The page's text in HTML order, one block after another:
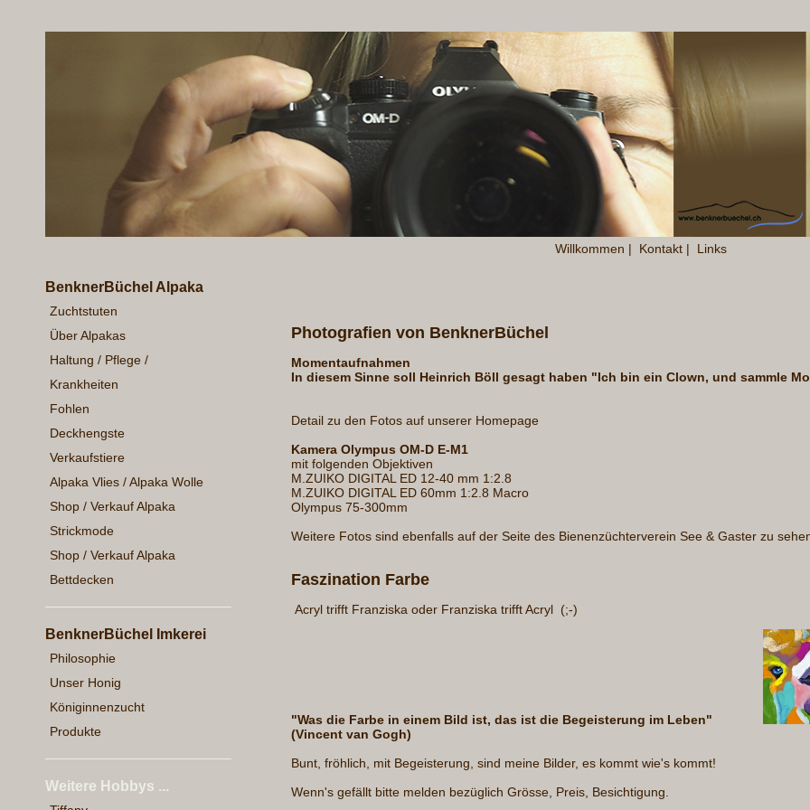
Willkommen | Kontakt | Links
BenknerBüchel Alpaka
Zuchtstuten
Über Alpakas
Haltung / Pflege /
Krankheiten
Fohlen
Deckhengste
Verkaufstiere
Alpaka Vlies / Alpaka Wolle
Shop / Verkauf Alpaka
Strickmode
Shop / Verkauf Alpaka
Bettdecken
BenknerBüchel Imkerei
Philosophie
Unser Honig
Königinnenzucht
Produkte
Weitere Hobbys ...
Photografien von BenknerBüchel
Momentaufnahmen
In diesem Sinne soll Heinrich Böll gesagt haben "Ich bin ein Clown, und sammle
Detail zu den Fotos auf unserer Homepage
Kamera Olympus OM-D E-M1
mit folgenden Objektiven
M.ZUIKO DIGITAL ED 12-40 mm 1:2.8
M.ZUIKO DIGITAL ED 60mm 1:2.8 Macro
Olympus 75-300mm
Weitere Fotos sind ebenfalls auf der Seite des Bienenzüchterverein See & Gaster zu
Faszination Farbe
Acryl trifft Franziska oder Franziska trifft Acryl (;-)
"Was die Farbe in einem Bild ist, das ist die Begeisterung im Leben"
(Vincent van Gogh)
Bunt, fröhlich, mit Begeisterung, sind meine Bilder, es kommt wie's kommt!
Wenn's gefällt bitte melden bezüglich Grösse, Preis, Besichtigung.